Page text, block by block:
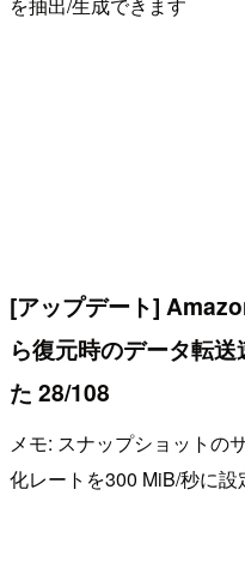
[アップデート]
ら復元時のデータ転
た 28/108
メモ: スナップショットの
化レートを300 MiB/秒に